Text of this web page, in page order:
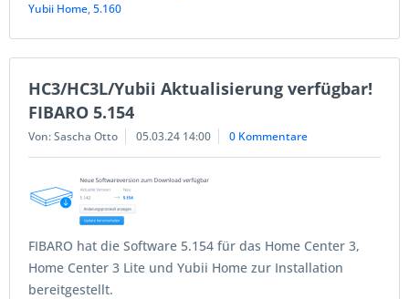
Yubii Home,5.160
HC3/HC3L/Yubii Aktualisierung verfügbar!
FIBARO 5.154
Von: Sascha Otto 05.03.24 14:00 0 Kommentare
FIBARO hat die Software 5.154 für das Home Center 3,
Home Center 3 Lite und Yubii Home zur Installation
bereitgestellt.